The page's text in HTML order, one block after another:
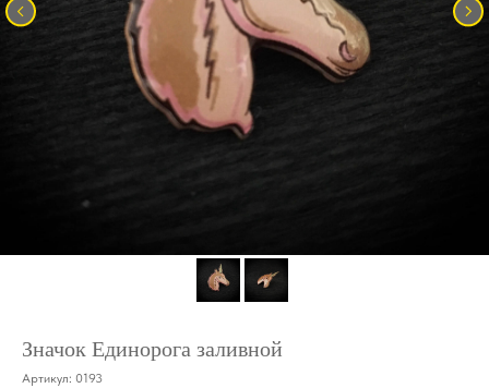
Значок Единорога заливной
Артикул: 0193